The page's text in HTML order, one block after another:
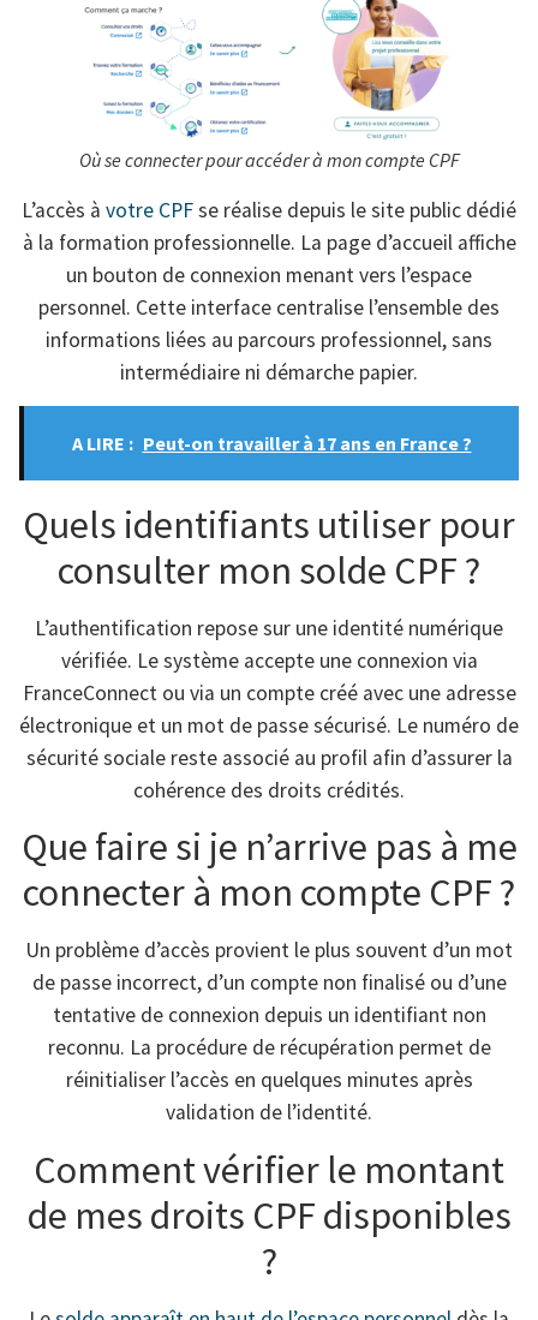
Où se connecter pour accéder à mon compte CPF
L’accès à votre CPFse réalise depuis le site public dédié
à la formation professionnelle. La page d’accueil affiche
un bouton de connexion menant vers l’espace
personnel. Cette interface centralise l’ensemble des
informations liées au parcours professionnel, sans
intermédiaire ni démarche papier.
A LIRE : Peut-on travailler à 17 ans en France ?
Quels identifiants utiliser pour
consulter mon solde CPF ?
L’authentification repose sur une identité numérique
vérifiée. Le système accepte une connexion via
FranceConnect ou via un compte créé avec une adresse
électronique et un mot de passe sécurisé. Le numéro de
sécurité sociale reste associé au profil afin d’assurer la
cohérence des droits crédités.
Que faire si je n’arrive pas à me
connecter à mon compte CPF ?
Un problème d’accès provient le plus souvent d’un mot
de passe incorrect, d’un compte non finalisé ou d’une
tentative de connexion depuis un identifiant non
reconnu. La procédure de récupération permet de
réinitialiser l’accès en quelques minutes après
validation de l’identité.
Comment vérifier le montant
de mes droits CPF disponibles
?